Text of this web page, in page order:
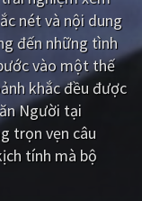
- Hồng Kông
nét và nội dung
đến những tình
vào một thế
khắc đều được
Người tại
trọn vẹn câu
tính mà bộ